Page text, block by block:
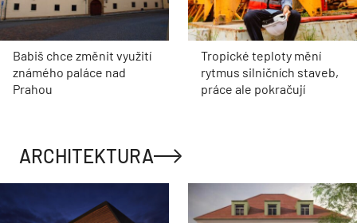
Babiš chce změnit využití
známého paláce nad
Prahou
Tropické teploty mění
rytmus silničních staveb,
práce ale pokračují
ARCHITEKTURA